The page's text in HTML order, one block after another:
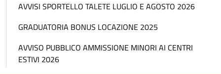
AVVISI SPORTELLO TALETE LUGLIO E AGOSTO 2026
GRADUATORIA BONUS LOCAZIONE 2025
AVVISO PUBBLICO AMMISSIONE MINORI AI CENTRI
ESTIVI 2026